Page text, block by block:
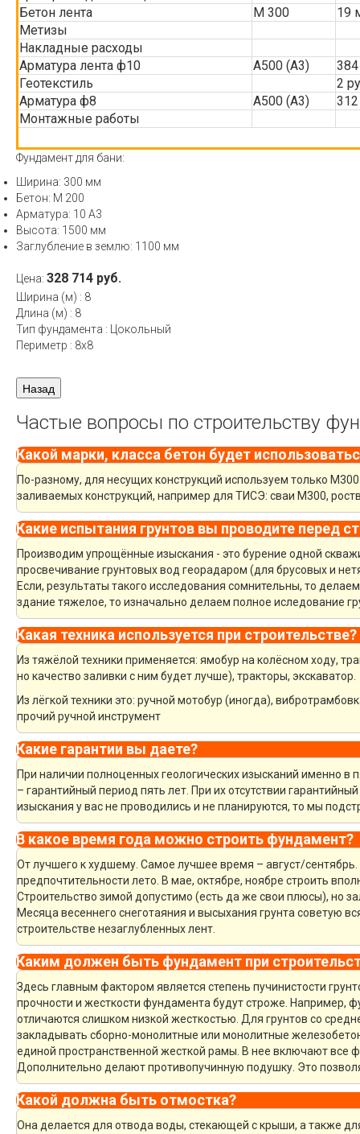
Бетон лента
М 300
19
Метизы
Накладные расходы
Арматура лента ф10
А500 (А3)
Геотекстиль
2
Арматура ф8
А500 (А3)
Монтажные работы
Фундамент для бани:
Ширина: 300 мм
Бетон: М 200
Арматура: 10 А3
Высота: 1500 мм
Заглубление в землю: 1100 мм
Цена: 328 714 руб.
Ширина (м) : 8
Длина (м) : 8
Тип фундамента :
Цокольный
Периметр : 8х8
Частые вопросы по строительству
Какой марки, класса бетон будет
По-разному, для несущих конструкций используем только
заливаемых конструкций, например для ТИСЭ: сваи М300,
Какие испытания грунтов вы проводите перед
Производим упрощённые изыскания - это бурение одной
просвечивание грунтовых вод георадаром (для брусовых и
Если, результаты такого исследования сомнительны, то
здание тяжелое, то изначально делаем полное иследование
Какая техника используется при строительстве?
Из тяжёлой техники применяется: ямобур на колёсном ходу,
но качество заливки с ним будет лучше), тракторы, экскаватор.
Из лёгкой техники это: ручной мотобур (иногда),
прочий ручной инструмент
Какие гарантии вы даете?
При наличии полноценных геологических изысканий именно в
– гарантийный период пять лет. При их отсутствии
изыскания у вас не проводились и не планируются, то мы
В какое время года можно строить фундамент?
От лучшего к худшему. Самое лучшее время – август/
предпочтительности лето. В мае, октябре, ноябре строить
Строительство зимой допустимо (есть да же свои плюсы), но
Месяца весеннего снеготаяния и высыхания грунта советую
строительстве незаглубленных лент.
Каким должен быть фундамент при
Здесь главным фактором является степень пучинистости
прочности и жесткости фундамента будут строже. Например,
отличаются слишком низкой жесткостью. Для грунтов со
закладывать сборно-монолитные или монолитные
единой пространственной жесткой рамы. В нее включают все
Дополнительно делают противопучинную подушку. Это
Какой должна быть отмостка?
Она делается для отвода воды, стекающей с крыши, а также